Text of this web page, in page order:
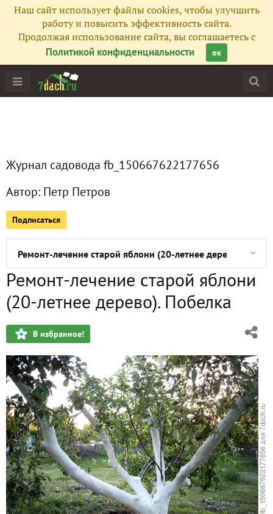
Наш сайт использует файлы cookies, чтобы улучшить
работу и повысить эффективность сайта.
Продолжая использование сайта, вы соглашаетесь с
Политикой конфиденциальности
ок
Журнал садовода fb_150667622177656
Автор: Петр Петров
Подписаться
Все публикации
Сейчас обсуждают
Ремонт-лечение старой яблони (20-летнее дерево).
Лечение старой яблони (дереву 20 лет)
Ремонт-лечение старой яблони
(20-летнее дерево). Побелка
В избранное!